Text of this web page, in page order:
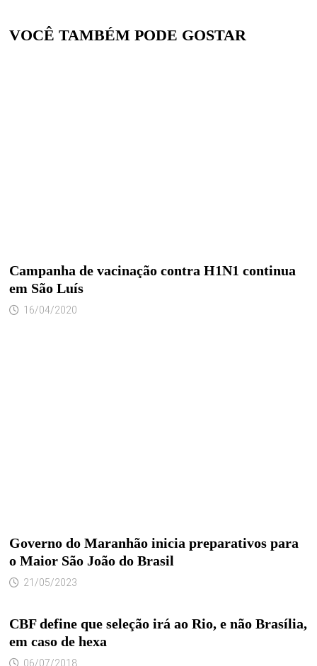
VOCÊ TAMBÉM PODE GOSTAR
Campanha de vacinação contra H1N1 continua
em São Luís
16/04/2020
Governo do Maranhão inicia preparativos para
o Maior São João do Brasil
21/05/2023
CBF define que seleção irá ao Rio, e não Brasília,
em caso de hexa
06/07/2018